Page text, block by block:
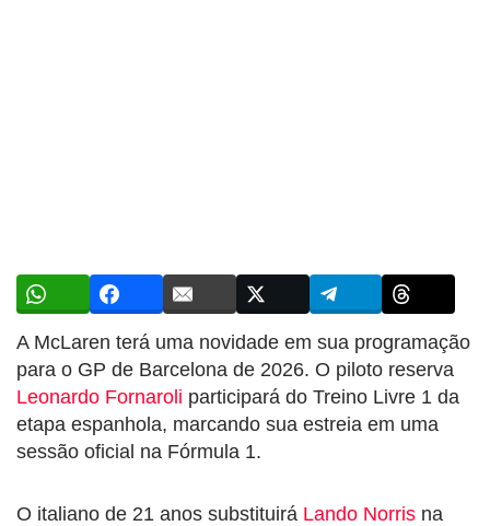
A McLaren terá uma novidade em sua programação
para o GP de Barcelona de 2026. O piloto reserva
Leonardo Fornaroli participará do Treino Livre 1 da
etapa espanhola, marcando sua estreia em uma
sessão oficial na Fórmula 1.
O italiano de 21 anos substituirá Lando Norris na